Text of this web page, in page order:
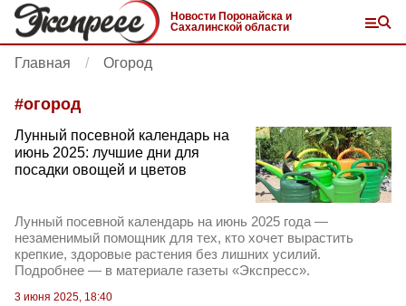
Новости Поронайска и
Сахалинской области
Главная Огород
#огород
Лунный посевной календарь на
июнь 2025: лучшие дни для
посадки овощей и цветов
Лунный посевной календарь на июнь 2025 года —
незаменимый помощник для тех, кто хочет вырастить
крепкие, здоровые растения без лишних усилий.
Подробнее — в материале газеты «Экспресс».
3 июня 2025, 18:40